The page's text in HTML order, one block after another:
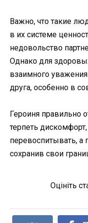
Важно, что такие
в их системе
недовольство
Однако для
взаимного уважения
друга, особенно в
Героиня правильно
терпеть
перевоспитывать, а
сохранив свои
Оцініть